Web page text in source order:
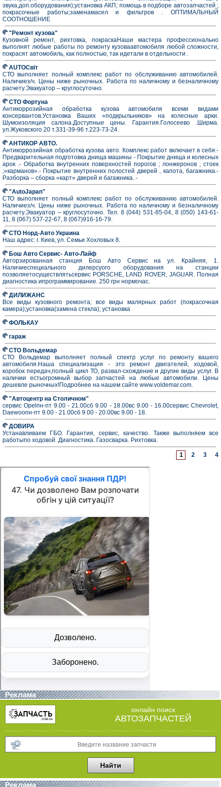
звука,доп.оборудования);установка АКП; помощь в подборе автозапчастей ;
покрасочные работы;заменамасел и фильтров . ОПТИМАЛЬНЫЙ
СООТНОШЕНИЕ
"Ремонт кузова"
Кузовной ремонт, рихтовка, покраскаНаши мастера профессионально
выполнят любые работы по ремонту кузоваавтомобиля любой сложности,
покрасят автомобиль, как полностью, так идетали в отдельности .
AUTOСвіт
СТО выполняет полный комплекс работ по обслуживанию автомобилей.
Наличиез/ч. Цены ниже рыночных. Работа по наличному и безналичному
расчету.Эвакуатор – круглосуточно.
СТО Фортуна
Антикоррозийная обработка кузова автомобиля всеми видами
консервантов.Установка Ваших «подкрыльников» на колесные арки.
Шумоизоляция салона.Доступные цены. Гарантия.Голосеево .Ширма.
ул.Жуковского 20 т.331-39-96 т.223-73-24.
АНТИКОР АВТО.
Антикоррозийная обработка кузова авто. Комплекс работ включает в себя:-
Предварительная подготовка днища машины - Покрытие днища и колесных
арок .- Обработка внутренних поверхностей порогов ; лонжеронов ; стоек
;«карманов».- Покрытие внутренних полостей дверей , капота, багажника.-
Разборка – сборка «карт» дверей и багажника. -
"AutoJapan"
СТО выполняет полный комплекс работ по обслуживанию автомобилей.
Наличиез/ч. Цены ниже рыночных. Работа по наличному и безналичному
расчету.Эвакуатор – круглосуточно. Тел. 8 (044) 531-85-04, 8 (050) 143-61-
11, 8 (067) 537-22-67, 8 (067)916-16-79.
СТО Норд-Авто Украина
Наш адрес: г. Киев, ул. Семьи Хохловых 8.
Бош Авто Сервис- Авто-Лайф
Авторзированная станция Бош Авто Сервис на ул. Крайняя, 1.
Наличиеспециального дилерсуого оборудования на станции
позволяетосуществлятьсервис PORSCHE, LAND ROVER, JAGUAR. Полная
диагностика ипрограммирование. 250 грн нормочас.
ДИЛИЖАНС
Все виды кузовного ремонта; все виды малярных работ (покрасочная
камера);установка(замена стекла); установка
ФОЛЬКАУ
гараж
СТО Вольдемар
СТО Вольдемар выполняет полный спектр услуг по ремонту вашего
автомобиля.Наша специализация - это ремонт двигателей, ходовой,
коробок передач,полный цикл ТО, развал-схождение и другие виды услуг. В
наличии естьогромный выбор запчастей на любые автомобили. Цены
дешевле рыночных!Подробнее на нашем сайте www.voldemar.com.
"Автоцентр на Столичном"
сервис Opelпн-пт 9.00 - 21.00сб 9.00 - 18.00вс 9.00 - 16.00сервис Chevrolet,
Daewooпн-пт 9.00 - 21.00сб 9.00 - 20.00вс 9.00 - 18.
ДОВИРА
Устанавливаем ГБО. Гарантия, сервис, качество. Также выполняем все
работыпо ходовой. Диагностика. Газосварка. Рихтовка.
1 2 3 4
Реклама
онлайн поиск
АВТОЗАПЧАСТЕЙ
Реклама